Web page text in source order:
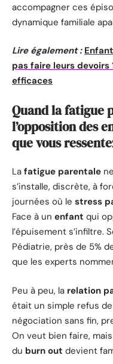
accompagner ces
dynamique familiale
Lire également :
pas faire leurs
efficaces
Quand la fatigue
l’opposition des
que vous
La fatigue parentale
s’installe, discrète, à
journées où le stress
Face à un enfant qui
l’épuisement s’infiltre.
Pédiatrie, près de 5%
que les experts
Peu à peu, la relation
était un simple refus
négociation sans fin,
On veut bien faire,
du burn out devient